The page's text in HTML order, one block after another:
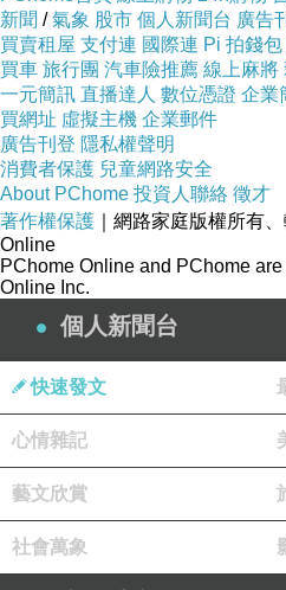
許多文物
上樓去看看
一樣的佈置 取景不同 感
新聞 /氣象 股市 個人新聞台 廣告
買賣租屋 支付連 國際連 Pi 拍錢包
買車 旅行團 汽車險推薦 線上麻將
一元簡訊 直播達人 數位憑證 企業
買網址 虛擬主機 企業郵件
廣告刊登 隱私權聲明
消費者保護 兒童網路安全
About PChome 投資人聯絡 徵才
著作權保護 ｜網路家庭版權所有
Online
PChome Online and PChome
Online Inc.
個人新聞台
快速發文
心情雜記
藝文欣賞
社會萬象